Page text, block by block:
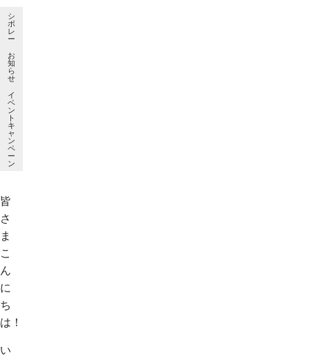
シ
ボ
レ
ー
お
知
ら
せ
イ
ベ
ン
ト
キ
ャ
ン
ペ
ー
ン
皆
さ
ま
こ
ん
に
ち
は！
い